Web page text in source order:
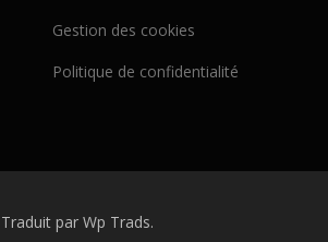
Gestion des cookies
Politique de confidentialité
par Wp Trads.